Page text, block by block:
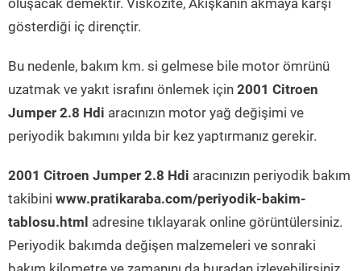
oluşacak demektir. Viskozite, Akışkanın akmaya karşı
gösterdiği iç dirençtir.
Bu nedenle, bakım km. si gelmese bile motor ömrünü
uzatmak ve yakıt israfını önlemek için 2001 Citroen
Jumper 2.8 Hdi aracınızın motor yağ değişimi ve
periyodik bakımını yılda bir kez yaptırmanız gerekir.
2001 Citroen Jumper 2.8 Hdi aracınızın periyodik bakım
takibini www.pratikaraba.com/periyodik-bakim-
tablosu.html adresine tıklayarak online görüntülersiniz.
Periyodik bakımda değişen malzemeleri ve sonraki